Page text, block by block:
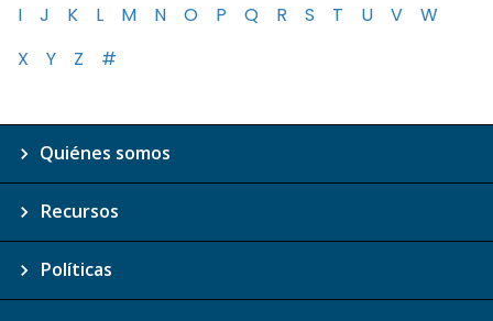
I
J K L M N O P Q R S T U V
W
X
Y Z #
Quiénes somos
Recursos
Políticas